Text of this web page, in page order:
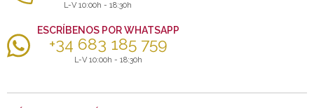
L-V 10:00h - 18:30h
ESCRÍBENOS POR WHATSAPP
+34 683 185 759
L-V 10:00h - 18:30h